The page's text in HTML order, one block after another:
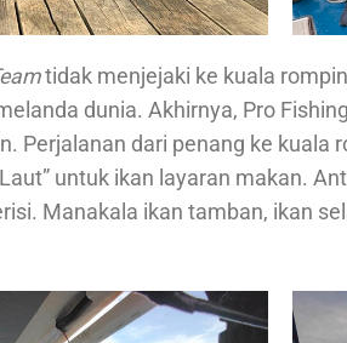
tidak menjejaki ke kuala
dunia. Akhirnya, Pro
Perjalanan dari penang ke
untuk ikan layaran makan.
Manakala ikan tamban, ikan